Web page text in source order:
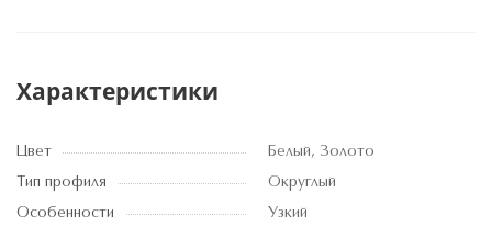
Характеристики
Цвет
Белый, Золото
Тип профиля
Округлый
Особенности
Узкий